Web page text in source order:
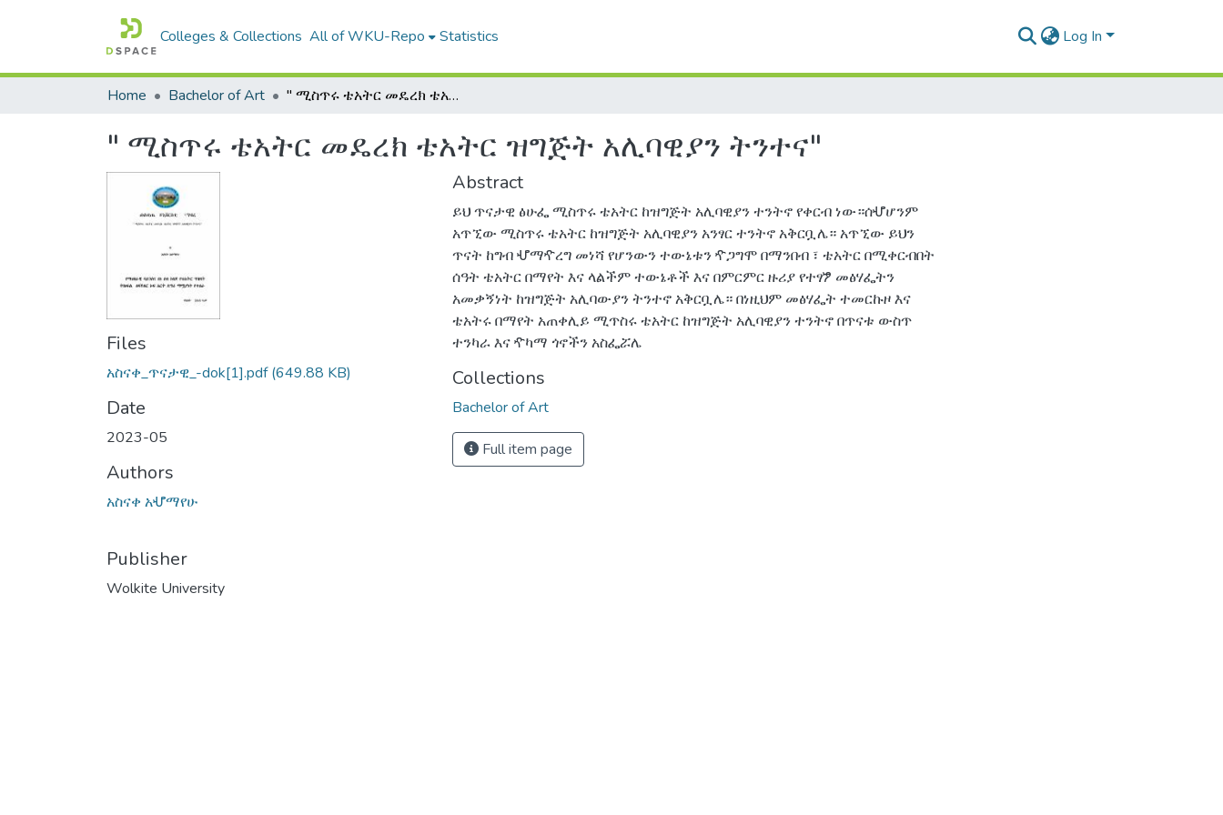
Colleges & Collections All of WKU-Repo Statistics Log In
Home Bachelor of Art " ሚስጥሩ ቴአትር መዴረክ ቴአትር ዝግጅት አሊባዊያን ትንተና"
" ሚስጥሩ ቴአትር መዴረክ ቴአትር ዝግጅት አሊባዊያን ትንተና"
Files
አስናቀ_ጥናታዊ_-dok[1].pdf(649.88 KB)
Date
2023-05
Authors
አስናቀ አሇማየሁ
Publisher
Wolkite University
Abstract
ይህ ጥናታዊ ፅሁፌ ሚስጥሩ ቴአትር ከዝግጅት አሊባዊያን ተንትኖ የቀርብ ነው።ሰሇሆንም
አጥኚው ሚስጥሩ ቴአትር ከዝግጅት አሊባዊያን አንፃር ተንትኖ አቅርቧሌ። አጥኚው ይህን
ጥናት ከግብ ሇማዯረግ መነሻ የሆንውን ተውኔቱን ዯጋግሞ በማንበብ ፣ ቴአትር በሚቀርብበት
ሰዓት ቴአትር በማየት እና ላልችም ተውኔቶች እና በምርምር ዙሪያ የተፃፇ መፅሃፌትን
አመቃኝነት ከዝግጅት አሊባውያን ትንተኖ አቅርቧሌ። በነዚህም መፅሃፌት ተመርኩዞ እና
ቴአትሩ በማየት አጠቀሊይ ሚጥስሩ ቴአትር ከዝግጅት አሊባዊያን ተንትኖ በጥናቱ ውስጥ
ተንካራ እና ዯካማ ጎኖችን አስፌሯሌ
Collections
Bachelor of Art
Full item page